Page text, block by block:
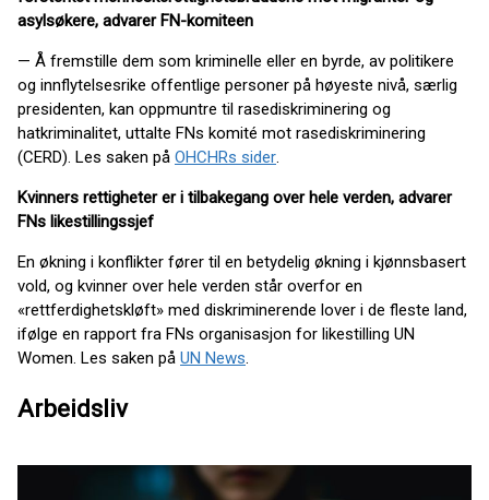
asylsøkere, advarer FN-komiteen
— Å fremstille dem som kriminelle eller en byrde, av politikere
og innflytelsesrike offentlige personer på høyeste nivå, særlig
presidenten, kan oppmuntre til rasediskriminering og
hatkriminalitet, uttalte FNs komité mot rasediskriminering
(CERD). Les saken på OHCHRs sider.
Kvinners rettigheter er i tilbakegang over hele verden, advarer
FNs likestillingssjef
En økning i konflikter fører til en betydelig økning i kjønnsbasert
vold, og kvinner over hele verden står overfor en
«rettferdighetskløft» med diskriminerende lover i de fleste land,
ifølge en rapport fra FNs organisasjon for likestilling UN
Women. Les saken på UN News.
Arbeidsliv